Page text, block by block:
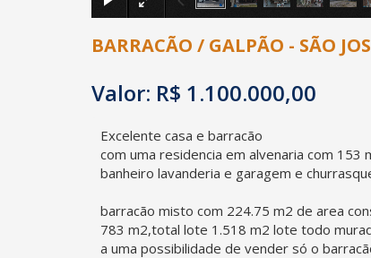
BARRACÃO / GALPÃO - SÃO
Valor: R$ 1.100.000,00
Excelente casa e barracão
com uma residencia em alvenaria com 153
banheiro lavanderia e garagem e
barracão misto com 224.75 m2 de area
783 m2,total lote 1.518 m2 lote todo
a uma possibilidade de vender só o